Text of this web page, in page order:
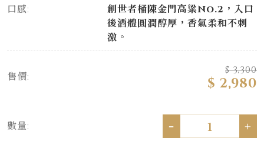
口感:
創世者桶陳金門高粱No.2，入口
後酒體圓潤醇厚，香氣柔和不刺
激。
售價:
$ 3,300
$ 2,980
數量: - +